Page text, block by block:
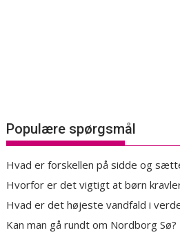
Populære spørgsmål
Hvad er forskellen på sidde og
Hvorfor er det vigtigt at børn
Hvad er det højeste vandfald i
Kan man gå rundt om Nordborg Sø?